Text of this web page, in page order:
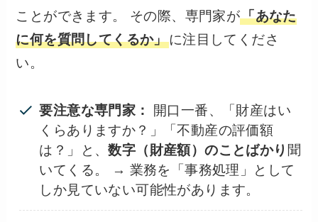
ことができます。 その際、専門家が「あなた
に何を質問してくるか」に注目してくださ
い。
要注意な専門家：
開口一番、「財産はい
くらありますか？」「不動産の評価額
は？」と、数字（財産額）のことばかり 聞
いてくる。 → 業務を「事務処理」として
しか見ていない可能性があります。